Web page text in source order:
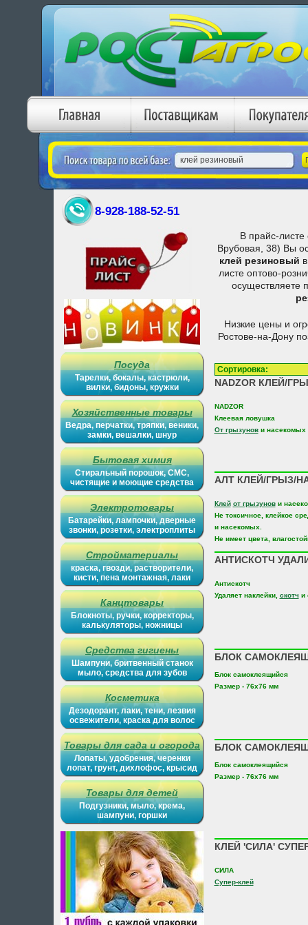
8-928-188-52-51
Посуда
Тарелки, бокалы, кастрюли,
вилки, бидоны, кружки
Хозяйственные товары
Ведра, перчатки, тряпки, веники,
замки, вешалки, шнур
Бытовая химия
Стиральный порошок, СМС,
чистящие и моющие средства
Электротовары
Батарейки, лампочки, дверные
звонки, розетки, электроплиты
Стройматериалы
краска, гвозди, растворители,
кисти, пена монтажная, лаки
Канцтовары
Блокноты, ручки, корректоры,
калькуляторы, ножницы
Средства гигиены
Шампуни, бритвенный станок
мыло, средства для зубов
Косметика
Дезодорант, лаки, тени, лезвия
освежители, краска для волос
Товары для сада и огорода
Лопаты, удобрения, черенки
лопат, грунт, дихлофос, крысид
Товары для детей
Подгузники, мыло, крема,
шампуни, горшки
В прайс-листе
Врубовая, 38) Вы
клей резиновый
листе оптово-
осуществляете
Низкие цены и
Ростове-на-Дону
NADZOR КЛЕЙ/
NADZOR
Клеевая ловушка
От грызунови насекомых
АЛТ КЛЕЙ/ГРЫЗ/
Клей от грызунови
Не токсичное, клейкое
и насекомых.
Не имеет цвета,
АНТИСКОТЧ
Антискотч
Удаляет наклейки, скотчи
БЛОК
Блок самоклеящийся
Размер - 76х76 мм
БЛОК
Блок самоклеящийся
Размер - 76х76 мм
КЛЕЙ 'СИЛА'
СИЛА
Супер-клей